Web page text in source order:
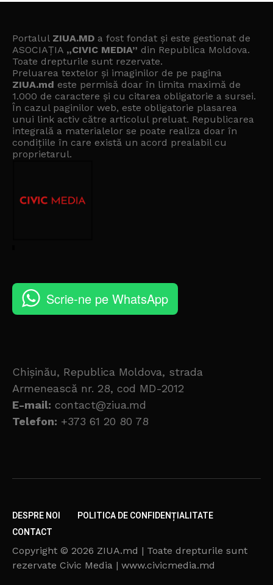
Portalul ZIUA.MD a fost fondat și este gestionat de
ASOCIAȚIA „CIVIC MEDIA” din Republica Moldova.
Toate drepturile sunt rezervate.
Preluarea textelor și imaginilor de pe pagina
ZIUA.md este permisă doar în limita maximă de
1.000 de caractere și cu citarea obligatorie a sursei.
În cazul paginilor web, este obligatorie plasarea
unui link activ către articolul preluat. Republicarea
integrală a materialelor se poate realiza doar în
condițiile în care există un acord prealabil cu
proprietarul.
Scrie-ne pe WhatsApp
Chișinău, Republica Moldova, strada
Armenească nr. 28, cod MD-2012
E-mail: contact@ziua.md
Telefon: +373 61 20 80 78
DESPRE NOI
POLITICA DE CONFIDENȚIALITATE
CONTACT
Copyright © 2026 ZIUA.md | Toate drepturile sunt
rezervate Civic Media | www.civicmedia.md